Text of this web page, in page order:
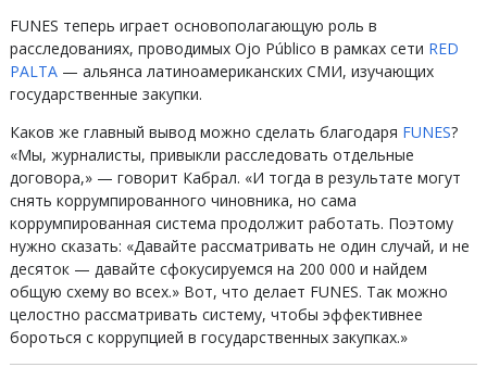
FUNES теперь играет основополагающую роль в
расследованиях, проводимых Ojo Público в рамках сети RED
PALTA— альянса латиноамериканских СМИ, изучающих
государственные закупки.
Каков же главный вывод можно сделать благодаря FUNES?
«Мы, журналисты, привыкли расследовать отдельные
договора,» — говорит Кабрал. «И тогда в результате могут
снять коррумпированного чиновника, но сама
коррумпированная система продолжит работать. Поэтому
нужно сказать: «Давайте рассматривать не один случай, и не
десяток — давайте сфокусируемся на 200 000 и найдем
общую схему во всех.» Вот, что делает FUNES. Так можно
целостно рассматривать систему, чтобы эффективнее
бороться с коррупцией в государственных закупках.»